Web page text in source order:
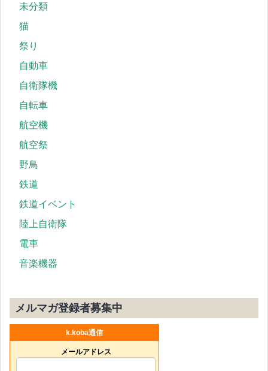
未分類
猫
祭り
自動車
自衛隊機
自転車
航空機
航空祭
野鳥
鉄道
鉄道イベント
陸上自衛隊
電車
音楽機器
メルマガ登録者募集中
k.koba通信
メールアドレス